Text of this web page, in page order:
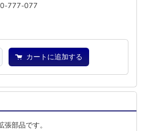
777-077
カートに追加する
部品です。